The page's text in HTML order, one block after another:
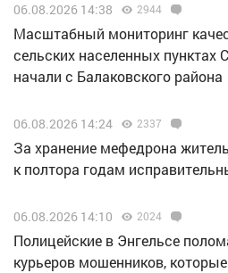
06.08.2026 14:38 2944
Масштабный мониторинг
сельских населенных пунктах
начали с Балаковского района
06.08.2026 14:24 2337
За хранение мефедрона
к полтора годам
06.08.2026 14:10 2024
Полицейские в Энгельсе
курьеров мошенников,